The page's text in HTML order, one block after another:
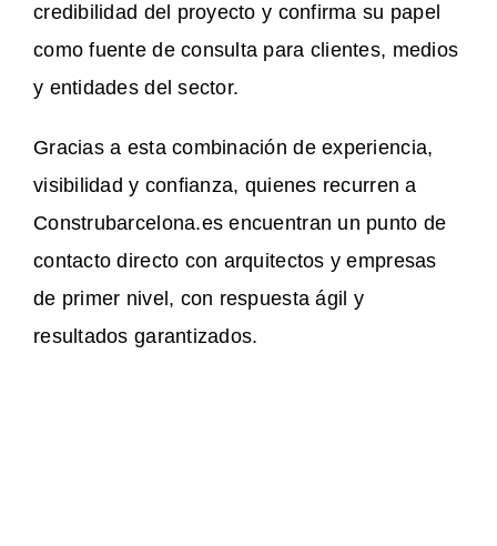
credibilidad del proyecto y confirma su papel
como fuente de consulta para clientes, medios
y entidades del sector.
Gracias a esta combinación de experiencia,
visibilidad y confianza, quienes recurren a
Construbarcelona.es encuentran un punto de
contacto directo con arquitectos y empresas
de primer nivel, con respuesta ágil y
resultados garantizados.